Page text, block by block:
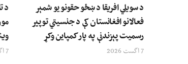
د سویلي افریقا د ښځو حقونو یو شمېر
فعالانو افغانستان کې د جنسیتي توپیر
رسمیت پېزندنې په پار کمپاین وکړ
7 اگست 2026
د
7 اگست 2026